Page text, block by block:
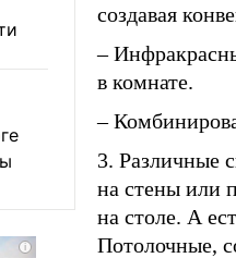
создавая
–
в комнате.
–
3. Различные
на стены или
на столе. А
Потолочные,